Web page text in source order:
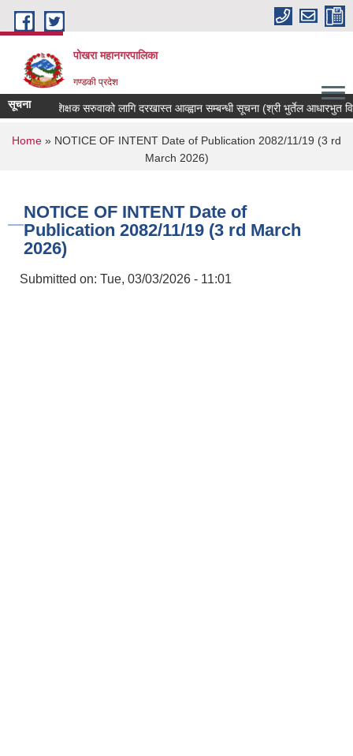
Skip to main content
पोखरा महानगरपालिका
गण्डकी प्रदेश
सूचना शिक्षक सरुवाको लागि दरखास्त आव्ह्वान सम्बन्धी सूचना (श्री भुर्तेल आधारभुत
You are here
Home » NOTICE OF INTENT Date of Publication 2082/11/19 (3 rd
March 2026)
NOTICE OF INTENT Date of
Publication 2082/11/19 (3 rd March
2026)
Submitted on: Tue, 03/03/2026 - 11:01